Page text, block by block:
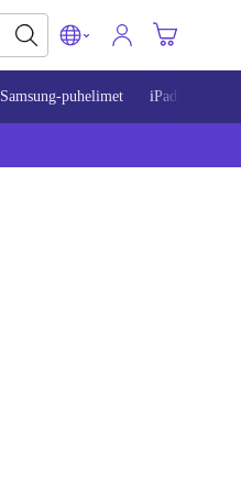
Samsung-puhelimet iPadit